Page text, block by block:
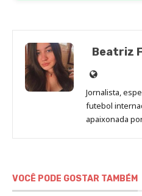
Beatriz
Site
de
Beatriz
Fabbri
Jornalista,
futebol
apaixonada
VOCÊ PODE GOSTAR TAMBÉM